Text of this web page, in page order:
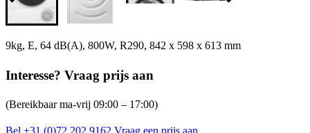
9kg, E, 64 dB(A), 800W, R290, 842 x 598 x 613 mm
Interesse? Vraag prijs aan
(Bereikbaar ma-vrij 09:00 – 17:00)